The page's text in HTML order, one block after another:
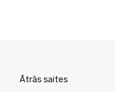
Ātrās saites